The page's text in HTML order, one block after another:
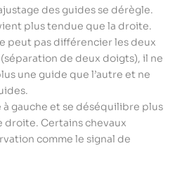
des guides se dérègle.
plus tendue que la droite.
peut pas différencier les deux
de deux doigts), il ne
une guide que l’autre et ne
à gauche et se déséquilibre plus
droite. Certains chevaux
comme le signal de